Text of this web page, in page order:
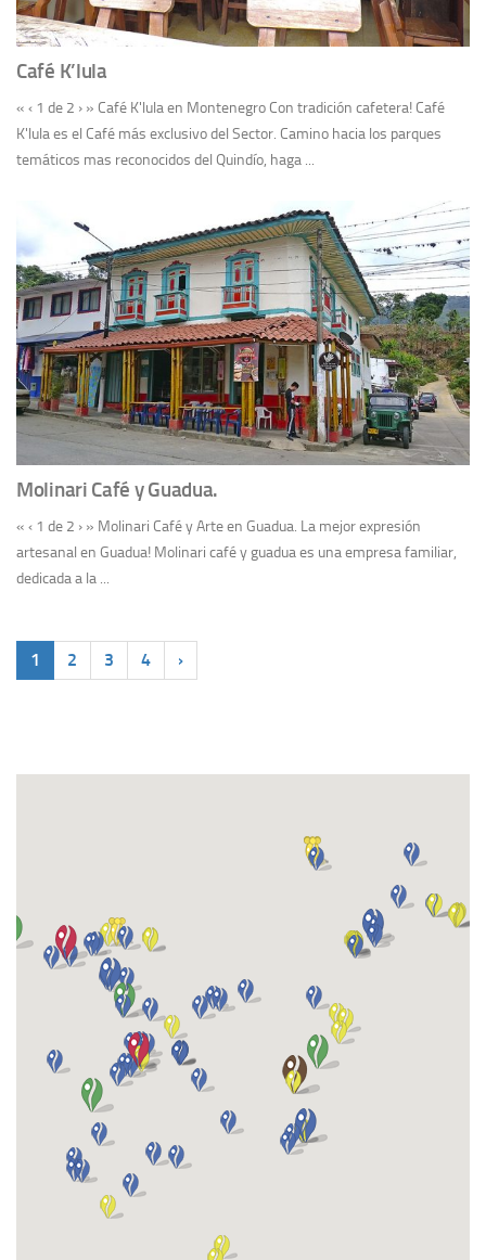
Café K’lula
« ‹ 1 de 2 › » Café K'lula en Montenegro Con tradición cafetera! Café
K'lula es el Café más exclusivo del Sector. Camino hacia los parques
temáticos mas reconocidos del Quindío, haga ...
Molinari Café y Guadua.
« ‹ 1 de 2 › » Molinari Café y Arte en Guadua. La mejor expresión
artesanal en Guadua! Molinari café y guadua es una empresa familiar,
dedicada a la ...
1 2 3 4 ›